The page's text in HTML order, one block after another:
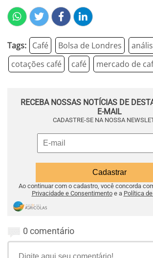
Tags: Café Bolsa de Londres
cotações café
café mercado de
RECEBA NOSSAS NOTÍCIAS DE
E-MAIL
CADASTRE-SE NA NOSSA
Ao continuar com o cadastro, você concorda
Privacidade e Consentimentoe a Política
0 comentário